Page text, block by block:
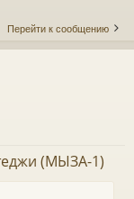
Перейти к сообщению
(МЫЗА-1)